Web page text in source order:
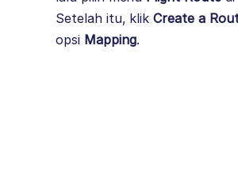
Setelah itu, klikCreate a
opsi Mapping.